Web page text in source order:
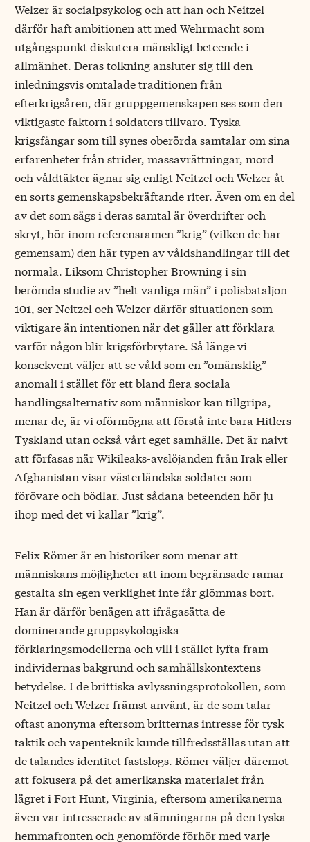
Welzer är socialpsykolog och att han och Neitzel
därför haft ambitionen att med Wehrmacht som
utgångspunkt diskutera mänskligt beteende i
allmänhet. Deras tolkning ansluter sig till den
inledningsvis omtalade traditionen från
efterkrigsåren, där gruppgemenskapen ses som den
viktigaste faktorn i soldaters tillvaro. Tyska
krigsfångar som till synes oberörda samtalar om sina
erfarenheter från strider, massavrättningar, mord
och våldtäkter ägnar sig enligt Neitzel och Welzer åt
en sorts gemenskapsbekräftande riter. Även om en del
av det som sägs i deras samtal är överdrifter och
skryt, hör inom referensramen ”krig” (vilken de har
gemensam) den här typen av våldshandlingar till det
normala. Liksom Christopher Browning i sin
berömda studie av ”helt vanliga män” i polisbataljon
101, ser Neitzel och Welzer därför situationen som
viktigare än intentionen när det gäller att förklara
varför någon blir krigsförbrytare. Så länge vi
konsekvent väljer att se våld som en ”omänsklig”
anomali i stället för ett bland flera sociala
handlingsalternativ som människor kan tillgripa,
menar de, är vi oförmögna att förstå inte bara Hitlers
Tyskland utan också vårt eget samhälle. Det är naivt
att förfasas när Wikileaks-avslöjanden från Irak eller
Afghanistan visar västerländska soldater som
förövare och bödlar. Just sådana beteenden hör ju
ihop med det vi kallar ”krig”.
Felix Römer är en historiker som menar att
människans möjligheter att inom begränsade ramar
gestalta sin egen verklighet inte får glömmas bort.
Han är därför benägen att ifrågasätta de
dominerande gruppsykologiska
förklaringsmodellerna och vill i stället lyfta fram
individernas bakgrund och samhällskontextens
betydelse. I de brittiska avlyssningsprotokollen, som
Neitzel och Welzer främst använt, är de som talar
oftast anonyma eftersom britternas intresse för tysk
taktik och vapenteknik kunde tillfredsställas utan att
de talandes identitet fastslogs. Römer väljer däremot
att fokusera på det amerikanska materialet från
lägret i Fort Hunt, Virginia, eftersom amerikanerna
även var intresserade av stämningarna på den tyska
hemmafronten och genomförde förhör med varje